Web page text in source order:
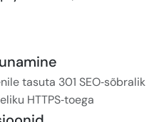
tasuta 301 SEO‑sõbralik
HTTPS‑toega